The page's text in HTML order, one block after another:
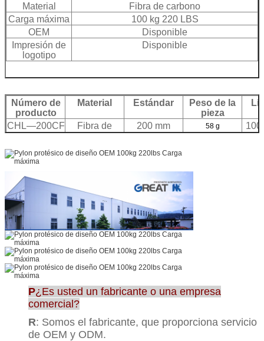
Material
Fibra de carbono
Carga máxima
100 kg 220 LBS
OEM
Disponible
Impresión de
logotipo
Disponible
Número de
producto
Material Estándar
Peso de la
pieza
CHL—200CF
Fibra de
carbono
200 mm 58 g 100
P¿Es usted un fabricante o una empresa
comercial?
R: Somos el fabricante, que proporciona servicio
de OEM y ODM.